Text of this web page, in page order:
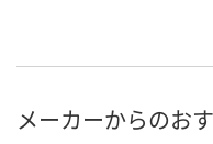
メーカーからのお